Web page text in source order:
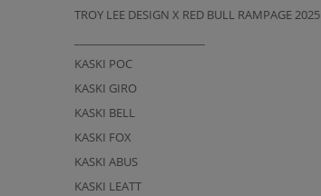
TROY LEE DESIGN X RED BULL RAMPAGE 2025
KASKI POC
KASKI GIRO
KASKI BELL
KASKI FOX
KASKI ABUS
KASKI LEATT